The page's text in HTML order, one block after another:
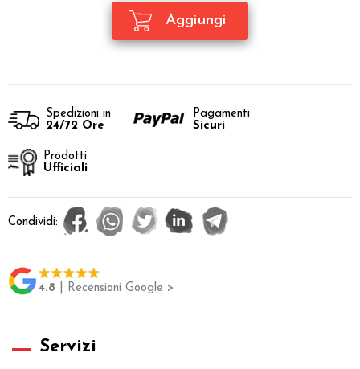
Spedizioni in
24/72 Ore
Pagamenti
Sicuri
Prodotti
Ufficiali
Condividi:
4.8 | Recensioni Google >
Servizi